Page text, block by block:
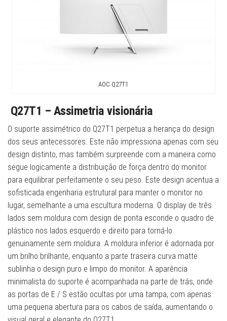
AOC Q27T1
Q27T1 – Assimetria visionária
O suporte assimétrico do Q27T1 perpetua a herança do design
dos seus antecessores. Este não impressiona apenas com seu
design distinto, mas também surpreende com a maneira como
segue logicamente a distribuição de força dentro do monitor
para equilibrar perfeitamente o seu peso. Este design acentua a
sofisticada engenharia estrutural para manter o monitor no
lugar, semelhante a uma escultura moderna. O display de três
lados sem moldura com design de ponta esconde o quadro de
plástico nos lados esquerdo e direito para torná-lo
genuinamente sem moldura. A moldura inferior é adornada por
um brilho brilhante, enquanto a parte traseira curva matte
sublinha o design puro e limpo do monitor. A aparência
minimalista do suporte é acompanhada na parte de trás, onde
as portas de E / S estão ocultas por uma tampa, com apenas
uma pequena abertura para os cabos de saída, aumentando o